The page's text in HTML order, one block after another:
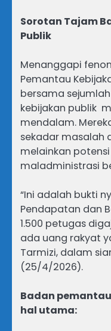
Sorotan Tajam
Publik
Menanggapi
Pemantau
bersama
kebijakan publik
mendalam.
sekadar masalah
melainkan
maladministrasi
“Ini adalah bukti
Pendapatan dan
1.500 petugas
ada uang rakyat
Tarmizi, dalam
(25/4/2026).
Badan
hal utama: